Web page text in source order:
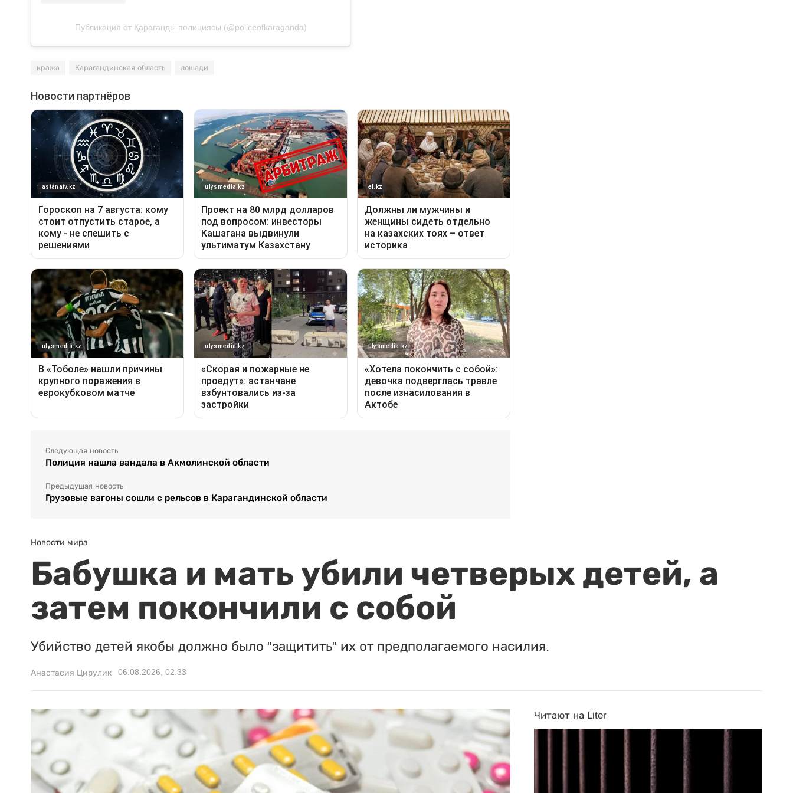
Публикация от Қарағанды полициясы (@policeofkaraganda)
кража Карагандинская область лошади
Следующая новость
Полиция нашла вандала в Акмолинской области
Предыдущая новость
Грузовые вагоны сошли с рельсов в Карагандинской области
Новости мира
Бабушка и мать убили четверых детей, а
затем покончили с собой
Убийство детей якобы должно было "защитить" их от предполагаемого насилия.
Анастасия Цирулик 06.08.2026, 02:33
Читают на Liter